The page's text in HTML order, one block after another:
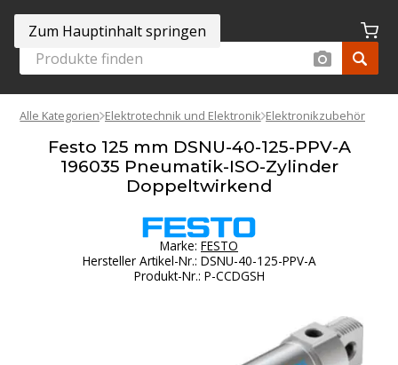
Zum Hauptinhalt springen
Alle Kategorien Elektrotechnik und Elektronik Elektronikzubehör
Festo 125 mm DSNU-40-125-PPV-A
196035 Pneumatik-ISO-Zylinder
Doppeltwirkend
Marke: FESTO
Hersteller Artikel-Nr.: DSNU-40-125-PPV-A
Produkt-Nr.: P-CCDGSH